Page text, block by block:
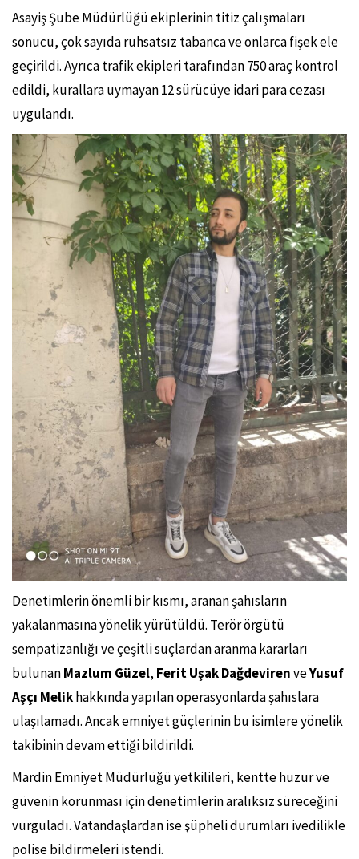
Asayiş Şube Müdürlüğü ekiplerinin titiz çalışmaları
sonucu, çok sayıda ruhsatsız tabanca ve onlarca fişek ele
geçirildi. Ayrıca trafik ekipleri tarafından 750 araç kontrol
edildi, kurallara uymayan 12 sürücüye idari para cezası
uygulandı.
Denetimlerin önemli bir kısmı, aranan şahısların
yakalanmasına yönelik yürütüldü. Terör örgütü
sempatizanlığı ve çeşitli suçlardan aranma kararları
bulunanMazlum Güzel, Ferit Uşak DağdevirenveYusuf
Aşçı Melikhakkında yapılan operasyonlarda şahıslara
ulaşılamadı. Ancak emniyet güçlerinin bu isimlere yönelik
takibinin devam ettiği bildirildi.
Mardin Emniyet Müdürlüğü yetkilileri, kentte huzur ve
güvenin korunması için denetimlerin aralıksız süreceğini
vurguladı. Vatandaşlardan ise şüpheli durumları ivedilikle
polise bildirmeleri istendi.